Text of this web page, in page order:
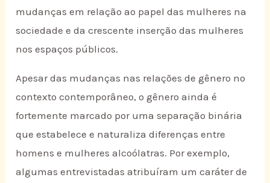
mudanças em relação ao papel das mulheres na
sociedade e da crescente inserção das mulheres
nos espaços públicos.
Apesar das mudanças nas relações de gênero no
contexto contemporâneo, o gênero ainda é
fortemente marcado por uma separação binária
que estabelece e naturaliza diferenças entre
homens e mulheres alcoólatras. Por exemplo,
algumas entrevistadas atribuíram um caráter de